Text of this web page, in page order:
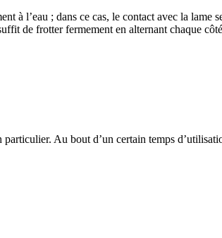
à l’eau ; dans ce cas, le contact avec la lame
de frotter fermement en alternant chaque
particulier. Au bout d’un certain temps